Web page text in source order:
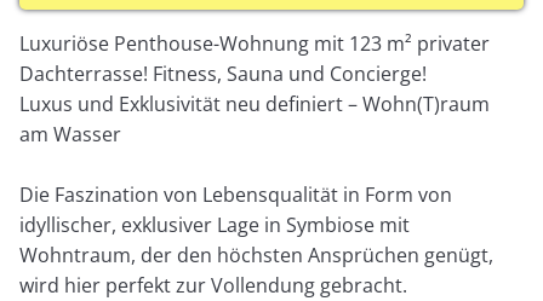
Luxuriöse Penthouse-Wohnung mit 123 m² privater
Dachterrasse! Fitness, Sauna und Concierge!
Luxus und Exklusivität neu definiert – Wohn(T)raum
am Wasser
Die Faszination von Lebensqualität in Form von
idyllischer, exklusiver Lage in Symbiose mit
Wohntraum, der den höchsten Ansprüchen genügt,
wird hier perfekt zur Vollendung gebracht.